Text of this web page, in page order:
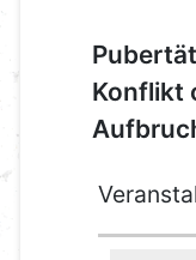
Konflikt